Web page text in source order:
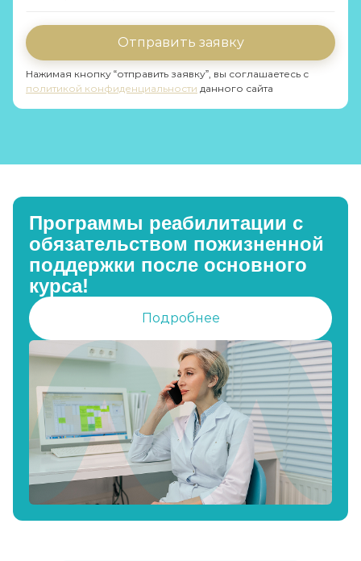
Отправить заявку
Нажимая кнопку “отправить заявку”, вы соглашаетесь с
политикой конфиденциальности данного сайта
Программы реабилитации с
обязательством пожизненной
поддержки после основного
курса!
Подробнее